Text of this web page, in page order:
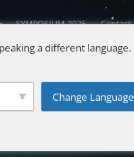
SYMPOSIUM 2026 Contact
a different language.
Change Language